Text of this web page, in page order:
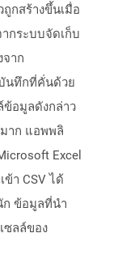
กสร้างขึ้นเมื่อ
กระบบจัดเก็บ
าก
นทึกที่คั่นด้วย
ข้อมูลดังกล่าว
าก แอพพลิ
Excel
ข้า CSV ได้
ก ข้อมูลที่นำ
ซลล์ของ